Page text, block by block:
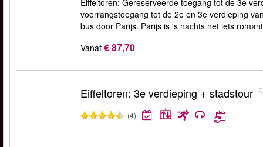
voorrangstoegang tot de 2e en 3e verdieping
bus door Parijs. Parijs is 's nachts net iets
Vanaf € 87,70
Eiffeltoren: 3e verdieping + stadstour
(4)